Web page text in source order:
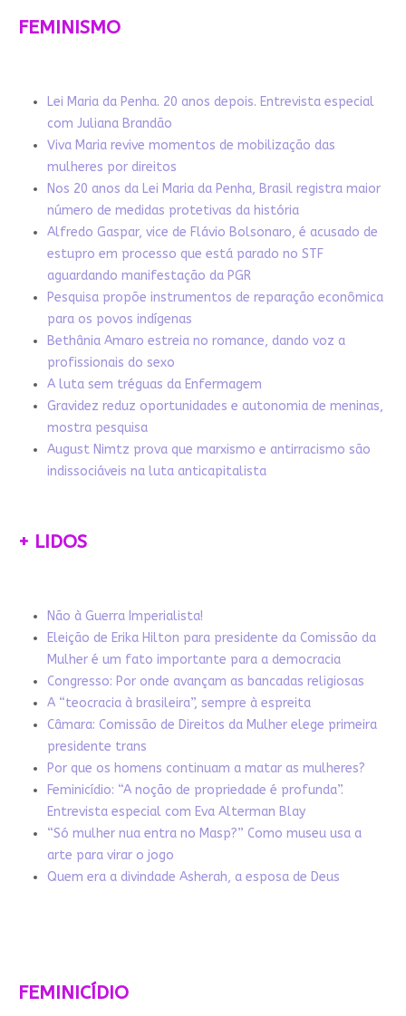
FEMINISMO
Lei Maria da Penha. 20 anos depois. Entrevista especial
com Juliana Brandão
Viva Maria revive momentos de mobilização das
mulheres por direitos
Nos 20 anos da Lei Maria da Penha, Brasil registra maior
número de medidas protetivas da história
Alfredo Gaspar, vice de Flávio Bolsonaro, é acusado de
estupro em processo que está parado no STF
aguardando manifestação da PGR
Pesquisa propõe instrumentos de reparação econômica
para os povos indígenas
Bethânia Amaro estreia no romance, dando voz a
profissionais do sexo
A luta sem tréguas da Enfermagem
Gravidez reduz oportunidades e autonomia de meninas,
mostra pesquisa
August Nimtz prova que marxismo e antirracismo são
indissociáveis na luta anticapitalista
+ LIDOS
Não à Guerra Imperialista!
Eleição de Erika Hilton para presidente da Comissão da
Mulher é um fato importante para a democracia
Congresso: Por onde avançam as bancadas religiosas
A “teocracia à brasileira”, sempre à espreita
Câmara: Comissão de Direitos da Mulher elege primeira
presidente trans
Por que os homens continuam a matar as mulheres?
Feminicídio: “A noção de propriedade é profunda”.
Entrevista especial com Eva Alterman Blay
“Só mulher nua entra no Masp?” Como museu usa a
arte para virar o jogo
Quem era a divindade Asherah, a esposa de Deus
FEMINICÍDIO